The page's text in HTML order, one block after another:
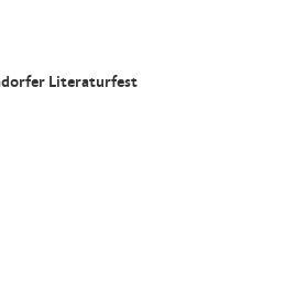
Literaturfest